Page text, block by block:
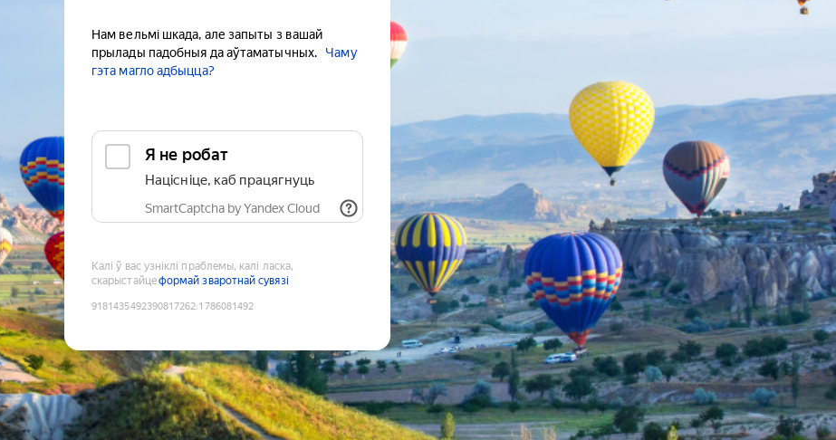
Нам вельмі шкада, але запыты з вашай
прылады падобныя да аўтаматычных.
Чаму
гэта магло адбыцца?
Я не робат
Націсніце, каб працягнуць
SmartCaptcha by Yandex Cloud
Калі ў вас узніклі праблемы, калі ласка,
скарыстайцеформай зваротнай сувязі
9181435492390817262:1786081492